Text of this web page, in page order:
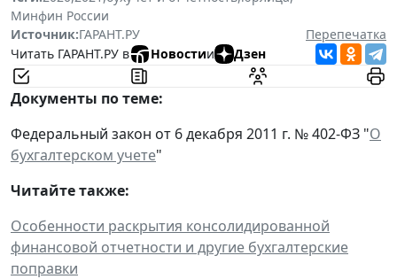
Минфин России
Источник:ГАРАНТ.РУ
Перепечатка
Читать ГАРАНТ.РУ в
Новостии Дзен
Документы по теме:
Федеральный закон от 6 декабря 2011 г. № 402-ФЗ "О
бухгалтерском учете"
Читайте также:
Особенности раскрытия консолидированной
финансовой отчетности и другие бухгалтерские
поправки